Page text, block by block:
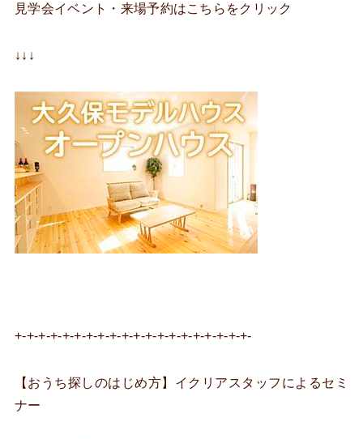
見学会イベント・来場予約はこちらをクリック
↓↓↓
+-+-+-+-+-+-+-+-+-+-+-+-+-+-+-+-+-+-+-+-
【おうち探しのはじめ方】イクリアスタッフによるセミ
ナー